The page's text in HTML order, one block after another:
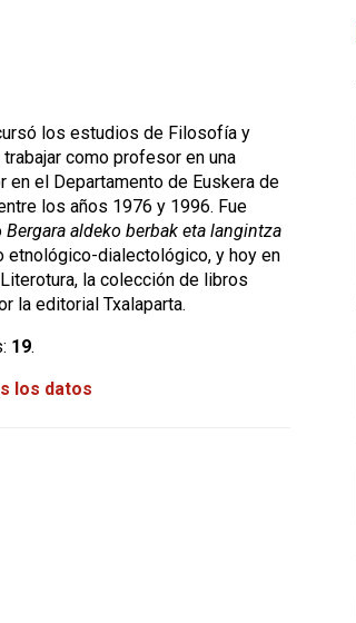
los estudios de Filosofía y
como profesor en una
en el Departamento de Euskera de
los años 1976 y 1996. Fue
Bergara aldeko berbak eta langintza
etnológico-dialectológico, y hoy en
la colección de libros
la editorial Txalaparta.
19.
los datos